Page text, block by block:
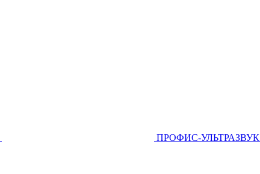
ПРОФИС-УЛЬТРАЗВУК